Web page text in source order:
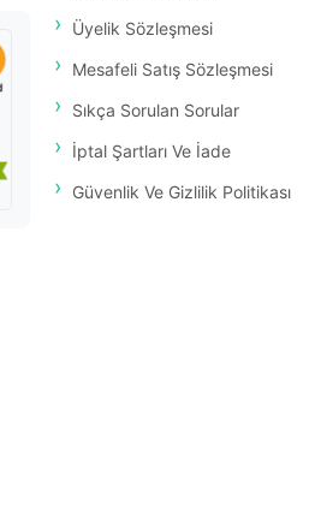
Üyelik Sözleşmesi
Mesafeli Satış Sözleşmesi
Sıkça Sorulan Sorular
İptal Şartları Ve İade
Güvenlik Ve Gizlilik Politikası